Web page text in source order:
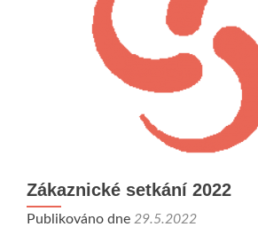
Zákaznické setkání 2022
Publikováno dne 29.5.2022